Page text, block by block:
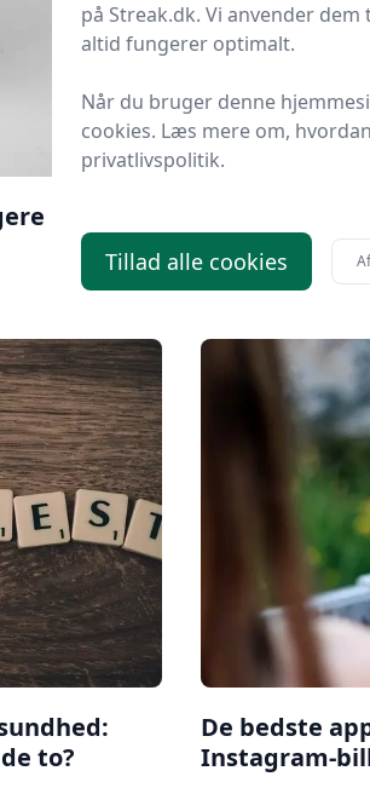
på
planlægger
Læs mere
to?
De bedste
Instagram-
på Streak.dk. Vi anvender
altid fungerer optimalt.
Når du bruger denne
cookies. Læs mere om,
privatlivspolitik.
Tillad alle cookies